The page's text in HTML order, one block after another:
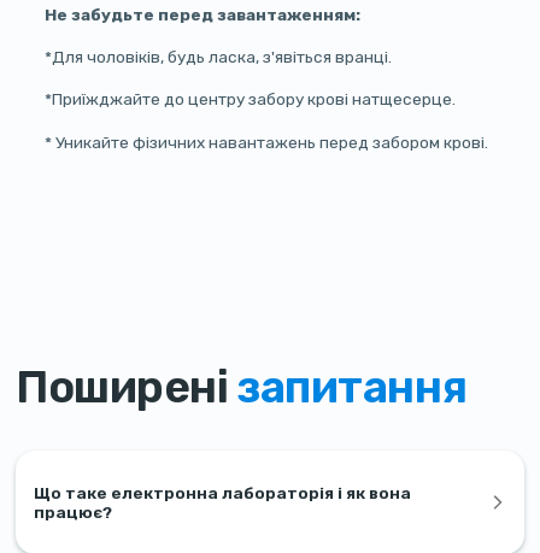
Не забудьте перед завантаженням:
*Для чоловіків, будь ласка, з'явіться вранці.
*Приїжджайте до центру забору крові натщесерце.
* Уникайте фізичних навантажень перед забором крові.
Поширені запитання
Що таке електронна лабораторія і як вона
працює?